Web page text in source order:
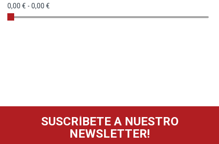
0,00 € - 0,00 €
SUSCRÍBETE A NUESTRO
NEWSLETTER!